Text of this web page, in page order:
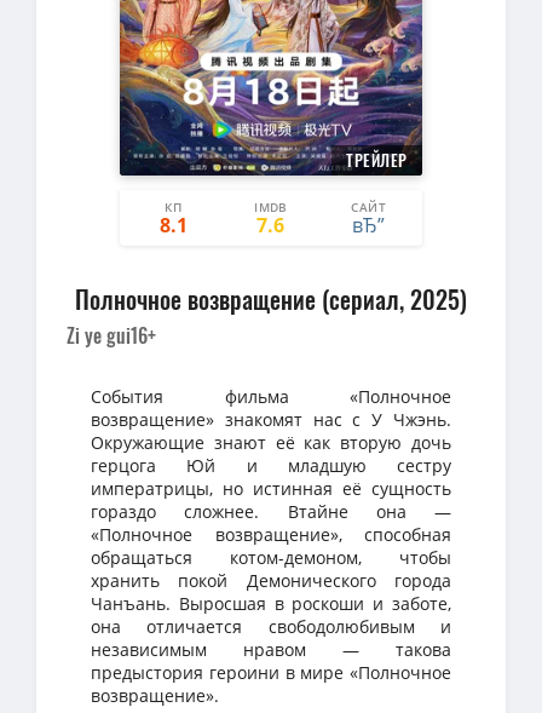
ТРЕЙЛЕР
КП
8.1
IMDB
7.6
САЙТ
00
Полночное возвращение (сериал, 2025)
Zi ye gui16+
События фильма «Полночное
возвращение» знакомят нас с У Чжэнь.
Окружающие знают её как вторую дочь
герцога Юй и младшую сестру
императрицы, но истинная её сущность
гораздо сложнее. Втайне она —
«Полночное возвращение», способная
обращаться котом-демоном, чтобы
хранить покой Демонического города
Чанъань. Выросшая в роскоши и заботе,
она отличается свободолюбивым и
независимым нравом — такова
предыстория героини в мире «Полночное
возвращение».